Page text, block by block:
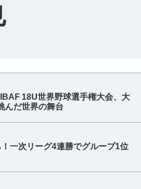
18U世界野球選手権大会、大
んだ世界の舞台
一次リーグ4連勝でグループ1位